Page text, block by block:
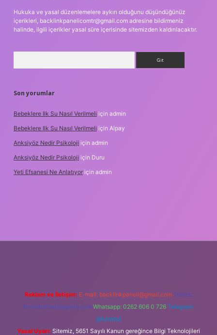
Hukuka ve yasal düzenlemelere aykırı olduğunu düşündüğünüz
içerikleri, backlinkpanelicomtr@gmail.com adresine bildirmeniz
halinde, ilgili içerikler yasal süre içerisinde sitemizden kaldırılacaktır.
Son yorumlar
Bebeklere Ilk Su Nasıl Verilmeli için admin
Bebeklere Ilk Su Nasıl Verilmeli için Alpay
Anksiyöz Nedir Psikoloji için admin
Anksiyöz Nedir Psikoloji için Duru
Yeti Efsanesi Ne Anlatıyor için admin
Reklam ve İletişim: E-mail: backlinkpaneli@gmail.com Teams:
forumhizmeti@gmail.com Whatsapp: 0262 606 0 726 Telegram:
@karabul
Yasal Uyarı: Sitemiz, 5651 Sayılı Kanun gereğince Bilgi Teknolojileri